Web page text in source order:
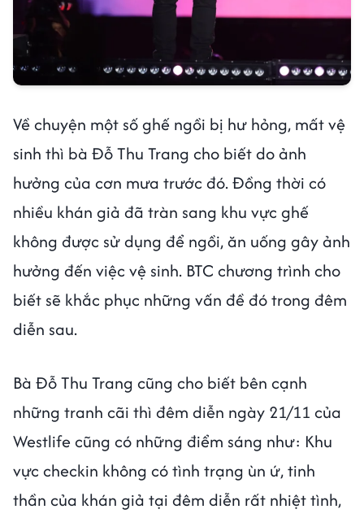
Về chuyện một số ghế ngồi bị hư hỏng, mất vệ
sinh thì bà Đỗ Thu Trang cho biết do ảnh
hưởng của cơn mưa trước đó. Đồng thời có
nhiều khán giả đã tràn sang khu vực ghế
không được sử dụng để ngồi, ăn uống gây ảnh
hưởng đến việc vệ sinh. BTC chương trình cho
biết sẽ khắc phục những vấn đề đó trong đêm
diễn sau.
Bà Đỗ Thu Trang cũng cho biết bên cạnh
những tranh cãi thì đêm diễn ngày 21/11 của
Westlife cũng có những điểm sáng như: Khu
vực checkin không có tình trạng ùn ứ, tinh
thần của khán giả tại đêm diễn rất nhiệt tình,